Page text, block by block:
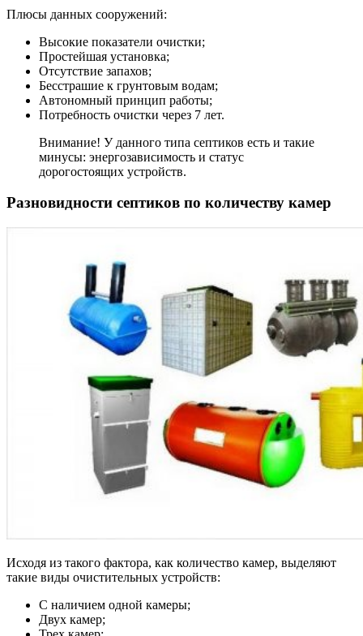
Плюсы данных сооружений:
Высокие показатели очистки;
Простейшая установка;
Отсутствие запахов;
Бесстрашие к грунтовым водам;
Автономный принцип работы;
Потребность очистки через 7 лет.
Внимание! У данного типа септиков есть и такие
минусы: энергозависимость и статус
дорогостоящих устройств.
Разновидности септиков по количеству камер
Исходя из такого фактора, как количество камер, выделяют
такие виды очистительных устройств:
С наличием одной камеры;
Двух камер;